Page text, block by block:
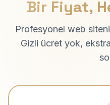
Bir Fiyat,
Profesyonel web
Gizli ücret yok,